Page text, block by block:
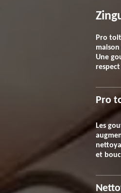
Pro
Une
Pro
Les
et